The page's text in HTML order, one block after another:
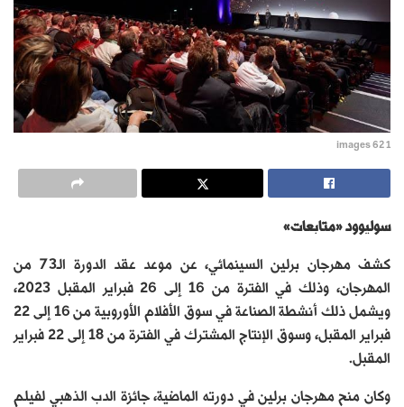
images 62 1
سوليوود «متابعات»
كشف مهرجان برلين السينمائي، عن موعد عقد الدورة الـ73 من
المهرجان، وذلك في الفترة من 16 إلى 26 فبراير المقبل 2023،
ويشمل ذلك أنشطة الصناعة في سوق الأفلام الأوروبية من 16 إلى 22
فبراير المقبل، وسوق الإنتاج المشترك في الفترة من 18 إلى 22 فبراير
المقبل.
وكان منح مهرجان برلين في دورته الماضية، جائزة الدب الذهبي لفيلم